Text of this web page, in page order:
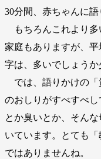
30分間、赤ちゃんに語
もちろんこれより多
家庭もありますが、
字は、多いでしょう
では、語りかけの「
のおしりがすべすべし
とか臭いとか、そん
いています。とても
ではありませんね。